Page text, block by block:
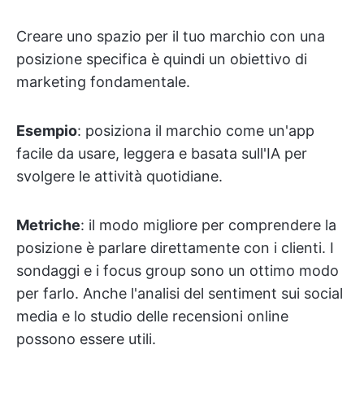
Creare uno spazio per il tuo marchio con una
posizione specifica è quindi un obiettivo di
marketing fondamentale.
Esempio: posiziona il marchio come un'app
facile da usare, leggera e basata sull'IA per
svolgere le attività quotidiane.
Metriche: il modo migliore per comprendere la
posizione è parlare direttamente con i clienti. I
sondaggi e i focus group sono un ottimo modo
per farlo. Anche l'analisi del sentiment sui social
media e lo studio delle recensioni online
possono essere utili.